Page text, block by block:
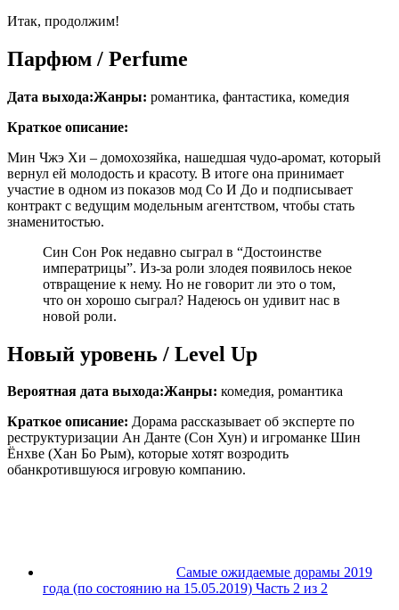
Итак, продолжим!
Парфюм / Perfume
Дата выхода:Жанры: романтика, фантастика, комедия
Краткое описание:
Мин Чжэ Хи – домохозяйка, нашедшая чудо-аромат, который
вернул ей молодость и красоту. В итоге она принимает
участие в одном из показов мод Со И До и подписывает
контракт с ведущим модельным агентством, чтобы стать
знаменитостью.
Син Сон Рок недавно сыграл в “Достоинстве
императрицы”. Из-за роли злодея появилось некое
отвращение к нему. Но не говорит ли это о том,
что он хорошо сыграл? Надеюсь он удивит нас в
новой роли.
Новый уровень / Level Up
Вероятная дата выхода:Жанры: комедия, романтика
Краткое описание: Дорама рассказывает об эксперте по
реструктуризации Ан Данте (Сон Хун) и игроманке Шин
Ёнхве (Хан Бо Рым), которые хотят возродить
обанкротившуюся игровую компанию.
Самые ожидаемые дорамы 2019
года (по состоянию на 15.05.2019) Часть 2 из 2